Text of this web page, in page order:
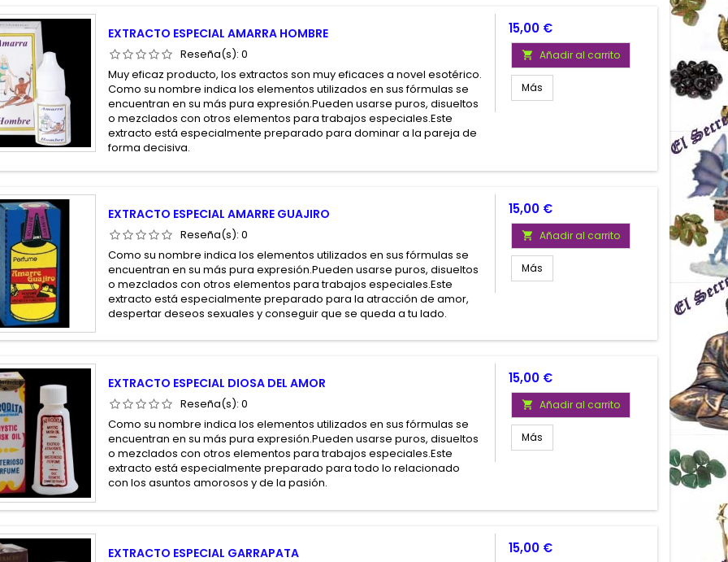
EXTRACTO ESPECIAL AMARRA HOMBRE
Reseña(s):0
Muy eficaz producto, los extractos son muy eficaces a novel esotérico.
Como su nombre indica los elementos utilizados en sus fórmulas se
encuentran en su más pura expresión.Pueden usarse puros, disueltos
o mezclados con otros elementos para trabajos especiales.Este
extracto está especialmente preparado para dominar a la pareja de
forma decisiva.
Precio
15,00 €
 Añadir al carrito
Más
EXTRACTO ESPECIAL AMARRE GUAJIRO
Reseña(s):0
Como su nombre indica los elementos utilizados en sus fórmulas se
encuentran en su más pura expresión.Pueden usarse puros, disueltos
o mezclados con otros elementos para trabajos especiales.Este
extracto está especialmente preparado para la atracción de amor,
despertar deseos sexuales y conseguir que se queda a tu lado.
Precio
15,00 €
 Añadir al carrito
Más
EXTRACTO ESPECIAL DIOSA DEL AMOR
Reseña(s):0
Como su nombre indica los elementos utilizados en sus fórmulas se
encuentran en su más pura expresión.Pueden usarse puros, disueltos
o mezclados con otros elementos para trabajos especiales.Este
extracto está especialmente preparado para todo lo relacionado
con los asuntos amorosos y de la pasión.
Precio
15,00 €
 Añadir al carrito
Más
EXTRACTO ESPECIAL GARRAPATA Precio
15,00 €